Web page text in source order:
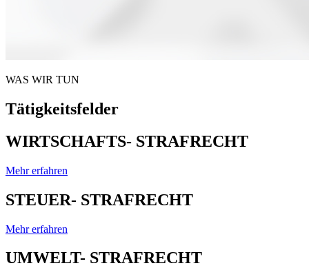
WAS WIR TUN
Tätigkeitsfelder
WIRTSCHAFTS- STRAFRECHT
Mehr erfahren
STEUER- STRAFRECHT
Mehr erfahren
UMWELT- STRAFRECHT